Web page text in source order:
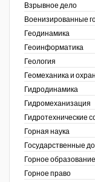
Взрывное дело
Военизированные
Геодинамика
Геоинформатика
Геология
Геомеханика и
Гидродинамика
Гидромеханизация
Гидротехнические
Горная наука
Государственные
Горное образование
Горное право